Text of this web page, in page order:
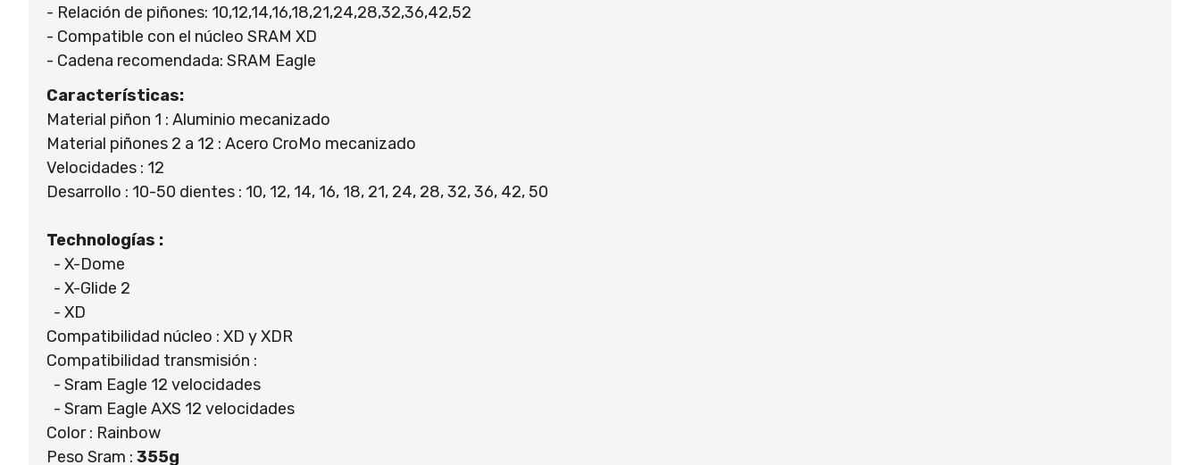
- Relación de piñones: 10,12,14,16,18,21,24,28,32,36,42,52
- Compatible con el núcleo SRAM XD
- Cadena recomendada: SRAM Eagle
Características:
Material piñon 1 : Aluminio mecanizado
Material piñones 2 a 12 : Acero CroMo mecanizado
Velocidades : 12
Desarrollo : 10-50 dientes : 10, 12, 14, 16, 18, 21, 24, 28, 32, 36, 42, 50
Technologías :
- X-Dome
- X-Glide 2
- XD
Compatibilidad núcleo : XD y XDR
Compatibilidad transmisión :
- Sram Eagle 12 velocidades
- Sram Eagle AXS 12 velocidades
Color : Rainbow
Peso Sram : 355g